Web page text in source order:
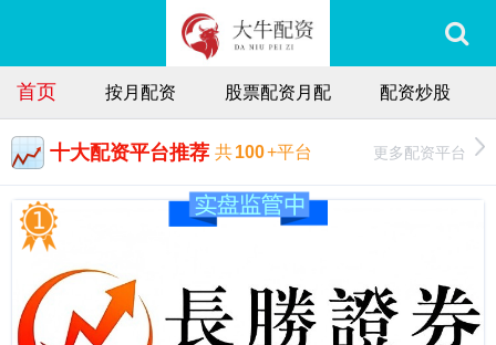
首页 按月配资 股票配资月配 配资炒股
十大配资平台推荐 共100+平台 更多配资平台